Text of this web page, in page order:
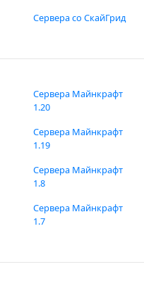
Сервера со СкайГрид
Сервера Майнкрафт
1.20
Сервера Майнкрафт
1.19
Сервера Майнкрафт
1.8
Сервера Майнкрафт
1.7